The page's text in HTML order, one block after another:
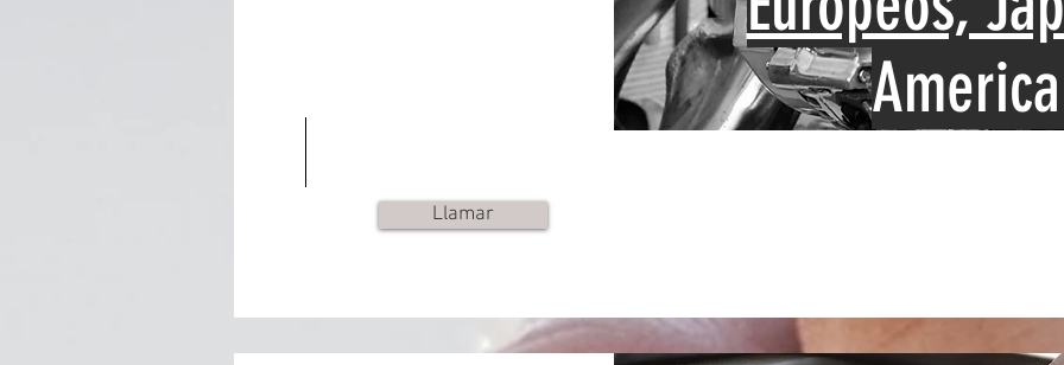
Llamar